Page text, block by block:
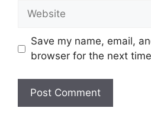
Website
Save my name, email,
browser for the next